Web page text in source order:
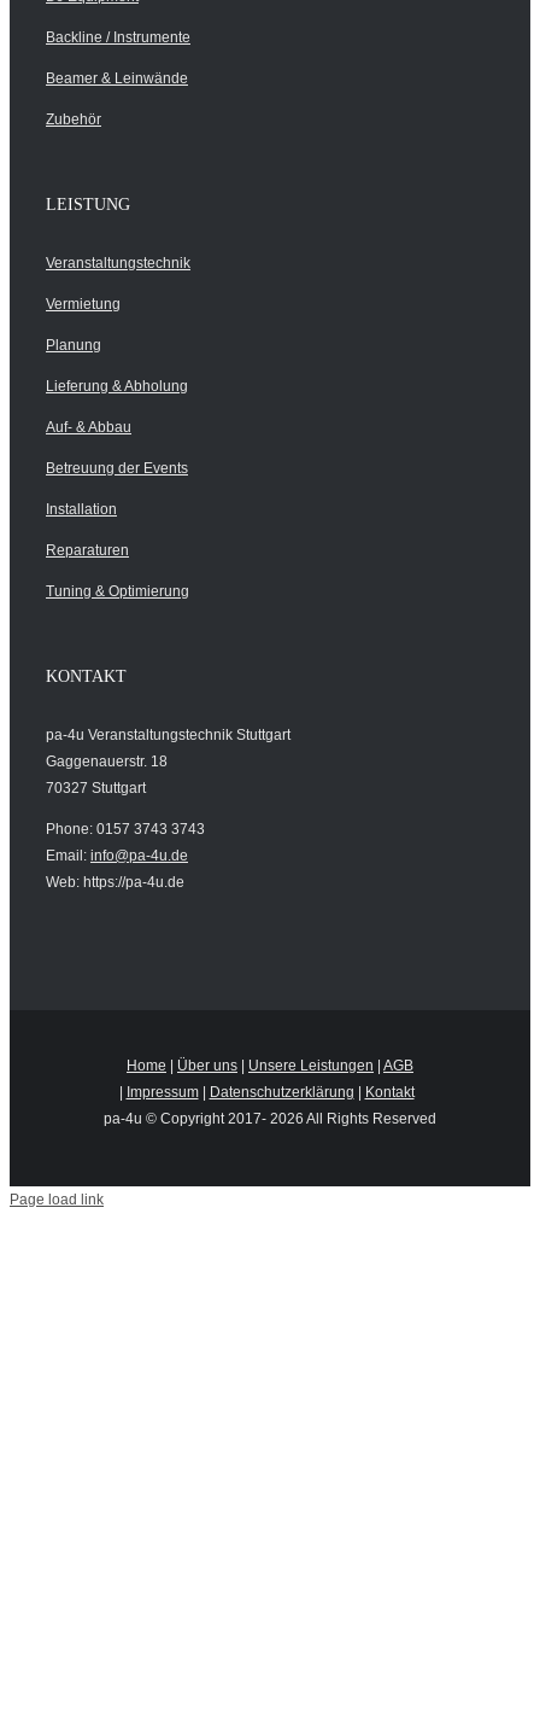
Backline / Instrumente
Beamer & Leinwände
Zubehör
LEISTUNG
Veranstaltungstechnik
Vermietung
Planung
Lieferung & Abholung
Auf- & Abbau
Betreuung der Events
Installation
Reparaturen
Tuning & Optimierung
KONTAKT
pa-4u Veranstaltungstechnik Stuttgart
Gaggenauerstr. 18
70327 Stuttgart
Phone: 0157 3743 3743
Email: info@pa-4u.de
Web: https://pa-4u.de
Home Über uns Unsere Leistungen
AGB
Impressum| Datenschutzerklärung
Kontakt
pa-4u © Copyright 2017- 2026 All Rights Reserved
Page load link